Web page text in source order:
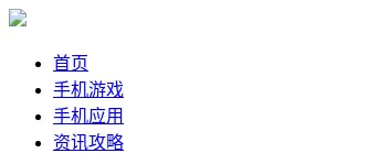
首页
手机游戏
手机应用
资讯攻略